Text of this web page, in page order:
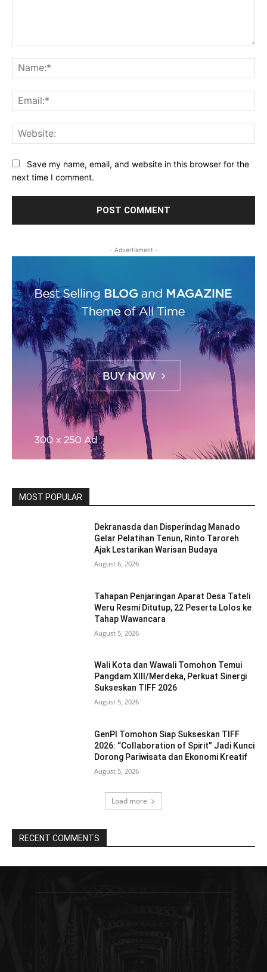
Save my name, email, and website in this browser for the
next time I comment.
- Advertisment -
MOST POPULAR
Dekranasda dan Disperindag Manado
Gelar Pelatihan Tenun, Rinto Taroreh
Ajak Lestarikan Warisan Budaya
August 6, 2026
Tahapan Penjaringan Aparat Desa Tateli
Weru Resmi Ditutup, 22 Peserta Lolos ke
Tahap Wawancara
August 5, 2026
Wali Kota dan Wawali Tomohon Temui
Pangdam XIII/Merdeka, Perkuat Sinergi
Sukseskan TIFF 2026
August 5, 2026
GenPI Tomohon Siap Sukseskan TIFF
2026: “Collaboration of Spirit” Jadi Kunci
Dorong Pariwisata dan Ekonomi Kreatif
August 5, 2026
Load more
RECENT COMMENTS